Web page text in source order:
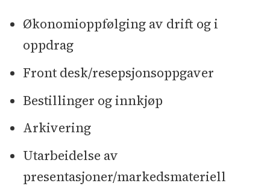
Økonomioppfølging av drift og i
oppdrag
Front desk/resepsjonsoppgaver
Bestillinger og innkjøp
Arkivering
Utarbeidelse av
presentasjoner/markedsmateriell